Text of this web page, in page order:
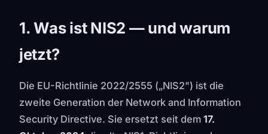
1. Was ist NIS2 — und warum
jetzt?
Die EU-Richtlinie 2022/2555 („NIS2") ist die
zweite Generation der Network and Information
Security Directive. Sie ersetzt seit dem 17.